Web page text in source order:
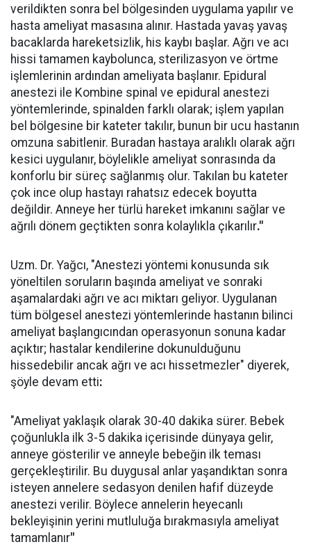
verildikten sonra bel bölgesinden uygulama yapılır ve
hasta ameliyat masasına alınır. Hastada yavaş yavaş
bacaklarda hareketsizlik, his kaybı başlar. Ağrı ve acı
hissi tamamen kaybolunca, sterilizasyon ve örtme
işlemlerinin ardından ameliyata başlanır. Epidural
anestezi ile Kombine spinal ve epidural anestezi
yöntemlerinde, spinalden farklı olarak; işlem yapılan
bel bölgesine bir kateter takılır, bunun bir ucu hastanın
omzuna sabitlenir. Buradan hastaya aralıklı olarak ağrı
kesici uygulanır, böylelikle ameliyat sonrasında da
konforlu bir süreç sağlanmış olur. Takılan bu kateter
çok ince olup hastayı rahatsız edecek boyutta
değildir. Anneye her türlü hareket imkanını sağlar ve
ağrılı dönem geçtikten sonra kolaylıkla çıkarılır."
Uzm. Dr. Yağcı, "Anestezi yöntemi konusunda sık
yöneltilen soruların başında ameliyat ve sonraki
aşamalardaki ağrı ve acı miktarı geliyor. Uygulanan
tüm bölgesel anestezi yöntemlerinde hastanın bilinci
ameliyat başlangıcından operasyonun sonuna kadar
açıktır; hastalar kendilerine dokunulduğunu
hissedebilir ancak ağrı ve acı hissetmezler" diyerek,
şöyle devam etti:
"Ameliyat yaklaşık olarak 30-40 dakika sürer. Bebek
çoğunlukla ilk 3-5 dakika içerisinde dünyaya gelir,
anneye gösterilir ve anneyle bebeğin ilk teması
gerçekleştirilir. Bu duygusal anlar yaşandıktan sonra
isteyen annelere sedasyon denilen hafif düzeyde
anestezi verilir. Böylece annelerin heyecanlı
bekleyişinin yerini mutluluğa bırakmasıyla ameliyat
tamamlanır"